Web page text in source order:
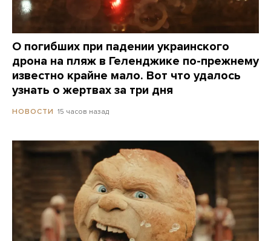
О погибших при падении украинского
дрона на пляж в Геленджике по-прежнему
известно крайне мало. Вот что удалось
узнать о жертвах за три дня
НОВОСТИ 15 часов назад